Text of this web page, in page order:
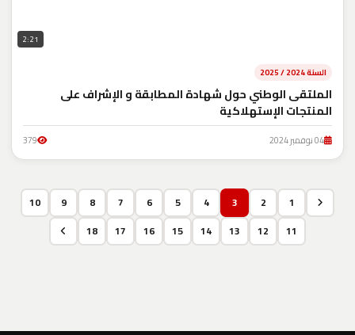
2:21
السنة 2024 / 2025
الملتقى الوطني حول شهادة المطابقة و الإشراف على
المنتجات الإستهلاكية
04 نوفمبر 2024 379
1
2
3
4
5
6
7
8
9
10
11
12
13
14
15
16
17
18